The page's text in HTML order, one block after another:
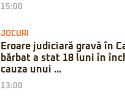
15:00
JOCURI
Eroare judiciară gravă în
bărbat a stat 18 luni în
cauza unui ...
13:00